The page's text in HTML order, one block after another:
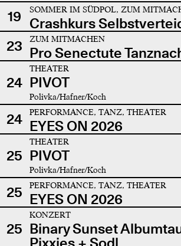
19 SOMMER IM SÜDPOL, ZUM
Crashkurs
23
ZUM MITMACHEN
Pro Senectute
24
THEATER
PIVOT
Polivka/Hafner/Koch
24 PERFORMANCE, TANZ, THEATER
EYES ON 2026
25
THEATER
PIVOT
Polivka/Hafner/Koch
25 PERFORMANCE, TANZ, THEATER
EYES ON 2026
25
KONZERT
Binary Sunset
Pixxies + Sodl